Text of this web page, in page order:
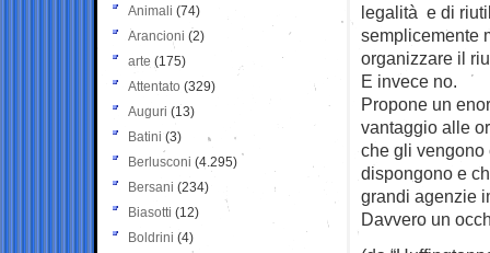
legalità e di
semplicemente
organizzare il
E invece no.
Propone un
vantaggio alle
che gli vengono
dispongono e
grandi agenzie
Davvero un
Animali (74)
Arancioni (2)
arte (175)
Attentato (329)
Auguri (13)
Batini (3)
Berlusconi (4.295)
Bersani (234)
Biasotti (12)
Boldrini (4)